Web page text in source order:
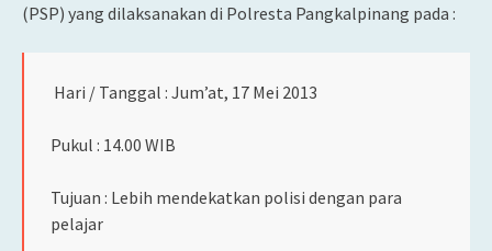
(PSP) yang dilaksanakan di Polresta Pangkalpinang pada :
Hari / Tanggal : Jum’at, 17 Mei 2013
Pukul : 14.00 WIB
Tujuan : Lebih mendekatkan polisi dengan para
pelajar